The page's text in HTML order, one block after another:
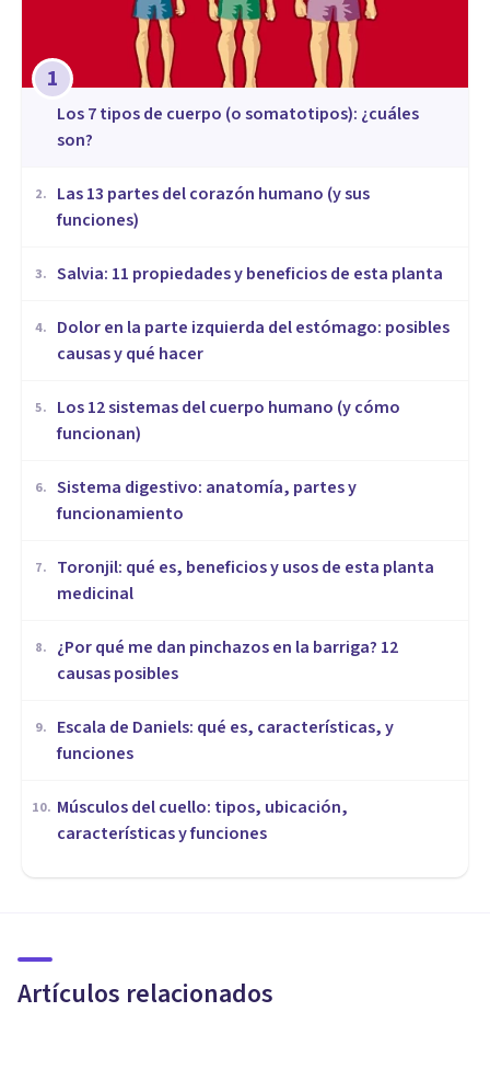
1
​Los 7 tipos de cuerpo (o somatotipos): ¿cuáles
son?
2.
Las 13 partes del corazón humano (y sus
funciones)
3. Salvia: 11 propiedades y beneficios de esta planta
4.
Dolor en la parte izquierda del estómago: posibles
causas y qué hacer
5.
Los 12 sistemas del cuerpo humano (y cómo
funcionan)
6. Sistema digestivo: anatomía, partes y
funcionamiento
7.
Toronjil: qué es, beneficios y usos de esta planta
medicinal
8.
¿Por qué me dan pinchazos en la barriga? 12
causas posibles
9.
Escala de Daniels: qué es, características, y
funciones
10. Músculos del cuello: tipos, ubicación,
características y funciones
Artículos relacionados
Adinamia: características y
movimiento